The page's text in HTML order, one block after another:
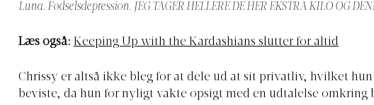
Luna. Fødselsdepression. JEG TAGER HELLERE DE HER EKSTRA KILO OG
Læs også: Keeping Up with the Kardashians slutter for altid
Chrissy er altså ikke bleg for at dele ud at sit privatliv, hvilket
beviste, da hun for nyligt vakte opsigt med en udtalelse omkring